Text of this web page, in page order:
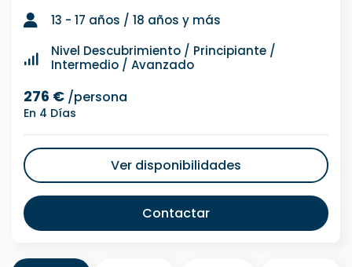
13 - 17 años / 18 años y más
Nivel Descubrimiento / Principiante /
Intermedio / Avanzado
276 € /persona
En 4 Días
Ver disponibilidades
Contactar